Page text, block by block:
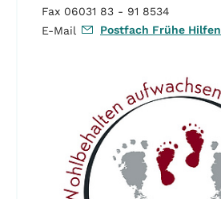
Fax 06031 83 - 91 8534
E-Mail
Postfach Frühe Hilfen